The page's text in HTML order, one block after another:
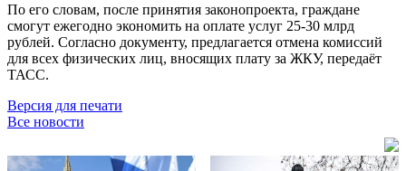
По его словам, после принятия законопроекта, граждане
смогут ежегодно экономить на оплате услуг 25-30 млрд
рублей. Согласно документу, предлагается отмена комиссий
для всех физических лиц, вносящих плату за ЖКУ, передаёт
ТАСС.
Версия для печати
Все новости